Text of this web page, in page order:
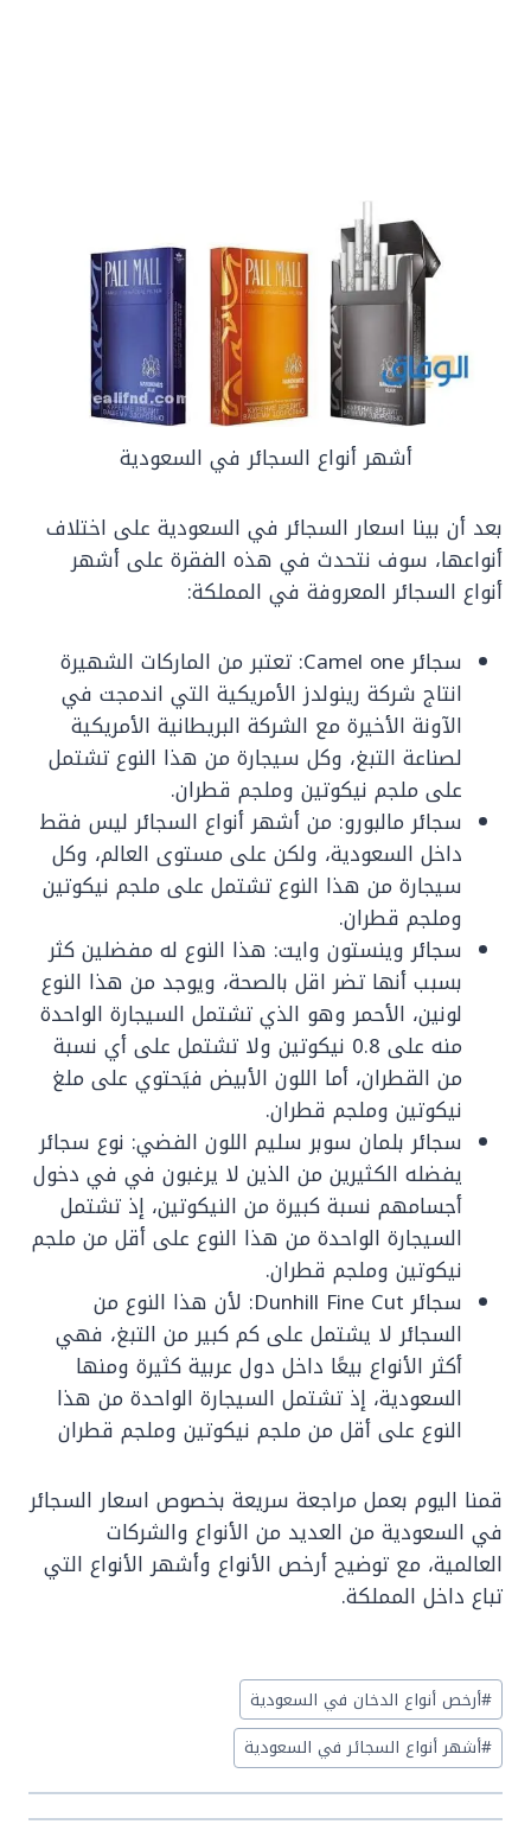
أشهر أنواع السجائر في السعودية
بعد أن بينا اسعار السجائر في السعودية على اختلاف
أنواعها، سوف نتحدث في هذه الفقرة على أشهر
أنواع السجائر المعروفة في المملكة:
سجائر Camel one: تعتبر من الماركات الشهيرة
انتاج شركة رينولدز الأمريكية التي اندمجت في
الآونة الأخيرة مع الشركة البريطانية الأمريكية
لصناعة التبغ، وكل سيجارة من هذا النوع تشتمل
على ملجم نيكوتين وملجم قطران.
سجائر مالبورو: من أشهر أنواع السجائر ليس فقط
داخل السعودية، ولكن على مستوى العالم، وكل
سيجارة من هذا النوع تشتمل على ملجم نيكوتين
وملجم قطران.
سجائر وينستون وايت: هذا النوع له مفضلين كثر
بسبب أنها تضر اقل بالصحة، ويوجد من هذا النوع
لونين، الأحمر وهو الذي تشتمل السيجارة الواحدة
منه على 0.8 نيكوتين ولا تشتمل على أي نسبة
من القطران، أما اللون الأبيض فيَحتوي على ملغ
نيكوتين وملجم قطران.
سجائر بلمان سوبر سليم اللون الفضي: نوع سجائر
يفضله الكثيرين من الذين لا يرغبون في في دخول
أجسامهم نسبة كبيرة من النيكوتين، إذ تشتمل
السيجارة الواحدة من هذا النوع على أقل من ملجم
نيكوتين وملجم قطران.
سجائر Dunhill Fine Cut: لأن هذا النوع من
السجائر لا يشتمل على كم كبير من التبغ، فهي
أكثر الأنواع بيعًا داخل دول عربية كثيرة ومنها
السعودية، إذ تشتمل السيجارة الواحدة من هذا
النوع على أقل من ملجم نيكوتين وملجم قطران
قمنا اليوم بعمل مراجعة سريعة بخصوص اسعار السجائر
في السعودية من العديد من الأنواع والشركات
العالمية، مع توضيح أرخص الأنواع وأشهر الأنواع التي
تباع داخل المملكة.
Post
Tags:
#أرخص أنواع الدخان في السعودية
#أشهر أنواع السجائر في السعودية